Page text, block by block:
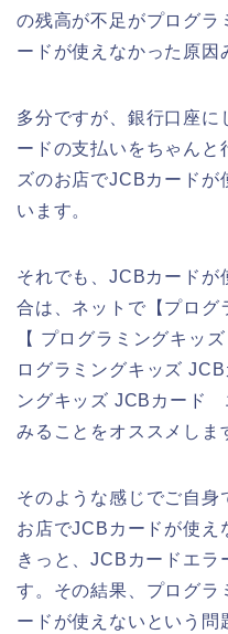
の残高が不足がプログラ
ードが使えなかった原因
多分ですが、銀行口座に
ードの支払いをちゃんと
ズのお店でJCBカードが
います。
それでも、JCBカードが
合は、ネットで【プログ
【 プログラミングキッ
ログラミングキッズ
ングキッズ JCBカード
みることをオススメしま
そのような感じでご自身
お店でJCBカードが使え
きっと、JCBカードエラ
す。その結果、プログラ
ードが使えないという問